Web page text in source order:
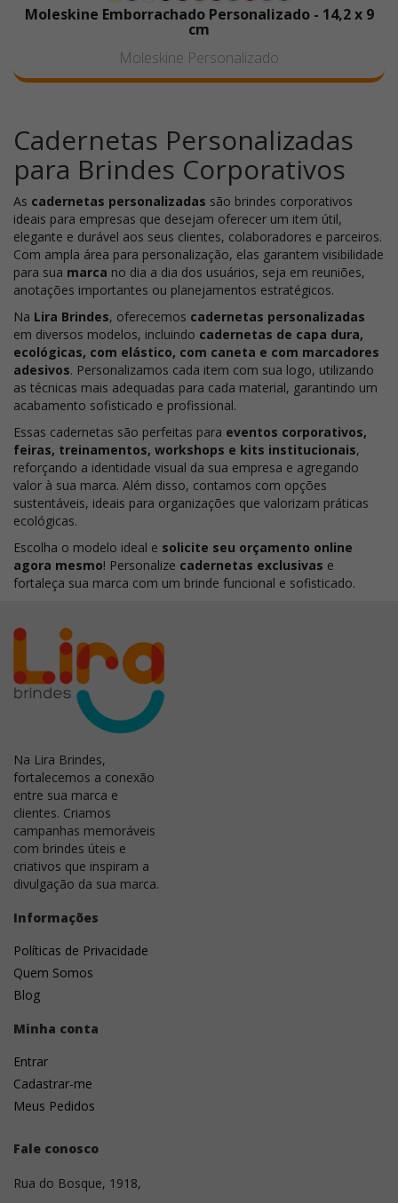
Moleskine Emborrachado Personalizado - 14,2 x 9
cm
Moleskine Personalizado
Cadernetas Personalizadas
para Brindes Corporativos
As cadernetas personalizadas são brindes corporativos
ideais para empresas que desejam oferecer um item útil,
elegante e durável aos seus clientes, colaboradores e parceiros.
Com ampla área para personalização, elas garantem visibilidade
para sua marca no dia a dia dos usuários, seja em reuniões,
anotações importantes ou planejamentos estratégicos.
Na Lira Brindes, oferecemos cadernetas personalizadas
em diversos modelos, incluindo cadernetas de capa dura,
ecológicas, com elástico, com caneta e com marcadores
adesivos. Personalizamos cada item com sua logo, utilizando
as técnicas mais adequadas para cada material, garantindo um
acabamento sofisticado e profissional.
Essas cadernetas são perfeitas para eventos corporativos,
feiras, treinamentos, workshops e kits institucionais,
reforçando a identidade visual da sua empresa e agregando
valor à sua marca. Além disso, contamos com opções
sustentáveis, ideais para organizações que valorizam práticas
ecológicas.
Escolha o modelo ideal e solicite seu orçamento online
agora mesmo! Personalize cadernetas exclusivas e
fortaleça sua marca com um brinde funcional e sofisticado.
Na Lira Brindes,
fortalecemos a conexão
entre sua marca e
clientes. Criamos
campanhas memoráveis
com brindes úteis e
criativos que inspiram a
divulgação da sua marca.
Informações
Políticas de Privacidade
Quem Somos
Blog
Minha conta
Entrar
Cadastrar-me
Meus Pedidos
Fale conosco
Rua do Bosque, 1918,